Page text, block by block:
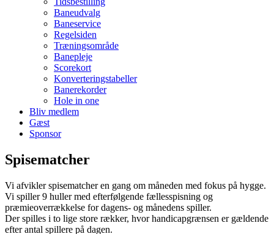
Baneudvalg
Baneservice
Regelsiden
Træningsområde
Banepleje
Scorekort
Konverteringstabeller
Banerekorder
Hole in one
Bliv medlem
Gæst
Sponsor
Spisematcher
Vi afvikler spisematcher en gang om måneden med fokus på hygge.
Vi spiller 9 huller med efterfølgende fællesspisning og
præmieoverrækkelse for dagens- og månedens spiller.
Der spilles i to lige store rækker, hvor handicapgrænsen er gældende
efter antal spillere på dagen.